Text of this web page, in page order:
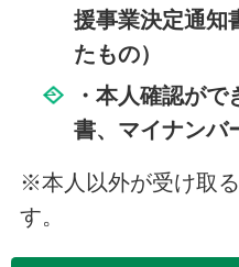
援事業決定通知
たもの）
・本人確認が
書、マイナンバ
※本人以外が受け取
す。